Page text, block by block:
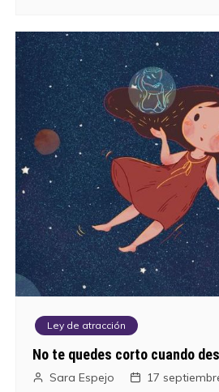
e
e
n
t
r
a
d
a
Ley de atracción
No te quedes corto cuando
Sara Espejo 17